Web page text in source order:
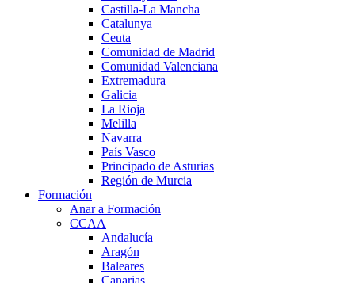
Castilla-La Mancha
Catalunya
Ceuta
Comunidad de Madrid
Comunidad Valenciana
Extremadura
Galicia
La Rioja
Melilla
Navarra
País Vasco
Principado de Asturias
Región de Murcia
Formación
Anar a Formación
CCAA
Andalucía
Aragón
Baleares
Canarias